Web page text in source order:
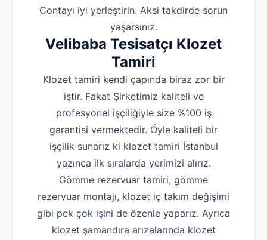
‌Contayı iyi yerleştirin. Aksi takdirde sorun
yaşarsınız.
Velibaba Tesisatçı Klozet
Tamiri
Klozet tamiri kendi çapında biraz zor bir
iştir. Fakat Şirketimiz kaliteli ve
profesyonel işçiliğiyle size %100 iş
garantisi vermektedir. Öyle kaliteli bir
işçilik sunarız ki klozet tamiri İstanbul
yazınca ilk sıralarda yerimizi alırız.
Gömme rezervuar tamiri, gömme
rezervuar montajı, klozet iç takım değişimi
gibi pek çok işini de özenle yaparız. Ayrıca
klozet şamandıra arızalarında klozet